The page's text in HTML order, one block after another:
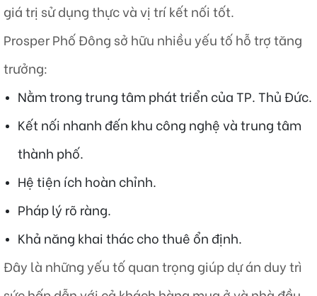
giá trị sử dụng thực và vị trí kết nối tốt.
Prosper Phố Đông sở hữu nhiều yếu tố hỗ trợ tăng
trưởng:
Nằm trong trung tâm phát triển của TP. Thủ Đức.
Kết nối nhanh đến khu công nghệ và trung tâm
thành phố.
Hệ tiện ích hoàn chỉnh.
Pháp lý rõ ràng.
Khả năng khai thác cho thuê ổn định.
Đây là những yếu tố quan trọng giúp dự án duy trì